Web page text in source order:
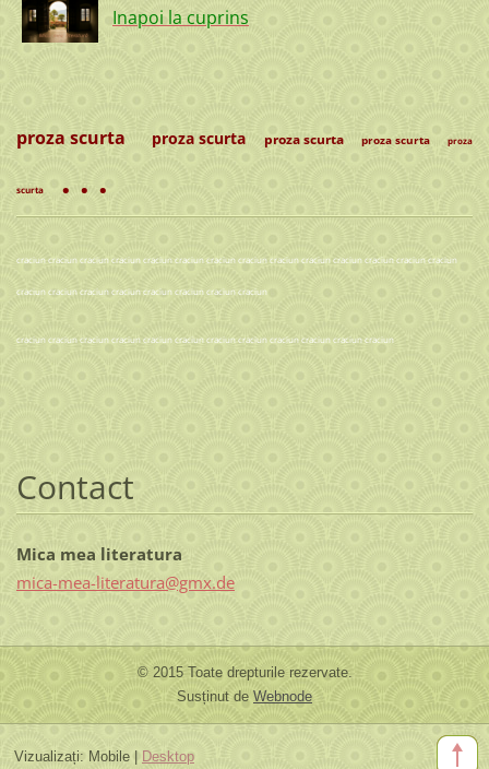
Inapoi la cuprins
proza scurta proza scurta proza scurta proza scurta proza
scurta. . .
craciun craciun craciun craciun craciun craciun craciun craciun craciun craciun craciun craciun craciun craciun
craciun craciun craciun craciun craciun craciun craciun craciun
craciun craciun craciun craciun craciun craciun craciun craciun craciun craciun craciun craciun
Contact
Mica mea literatura
mica-mea-literatura@gmx.de
© 2015 Toate drepturile rezervate.
Susținut de Webnode
Vizualizați: Mobile| Desktop